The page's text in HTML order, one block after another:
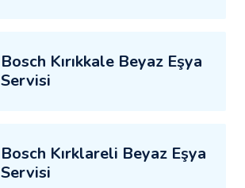
Bosch Kırıkkale Beyaz Eşya
Servisi
Bosch Kırklareli Beyaz Eşya
Servisi